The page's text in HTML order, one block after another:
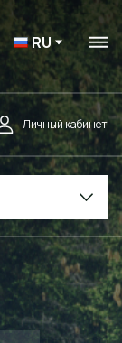
RU
Личный кабинет